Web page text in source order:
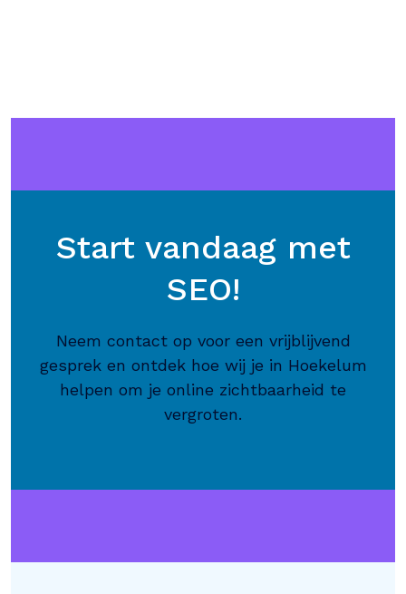
Start vandaag met
SEO!
Neem contact op voor een vrijblijvend
gesprek en ontdek hoe wij je in Hoekelum
helpen om je online zichtbaarheid te
vergroten.